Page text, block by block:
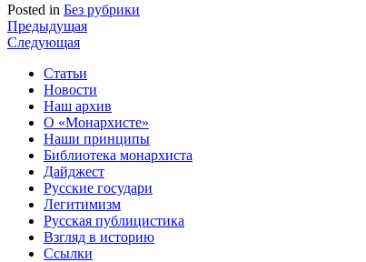
Posted in Без рубрики
Навигация
по
записям
Предыдущая
Следующая
Статьи
Новости
Наш архив
О «Монархисте»
Наши принципы
Библиотека монархиста
Дайджест
Русские государи
Легитимизм
Русская публицистика
Взгляд в историю
Ссылки